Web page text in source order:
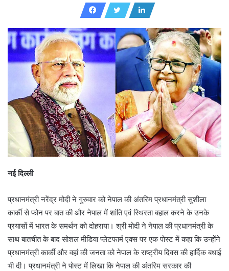
a
n
e
m
a
i
l
नई दिल्ली
प्रधानमंत्री नरेंद्र मोदी ने गुरुवार को नेपाल की अंतरिम प्रधानमंत्री सुशीला
कार्की से फोन पर बात की और नेपाल में शांति एवं स्थिरता बहाल करने के उनके
प्रयासों में भारत के समर्थन को दोहराया। श्री मोदी ने नेपाल की प्रधानमंत्री के
साथ बातचीत के बाद सोशल मीडिया प्लेटफार्म एक्स पर एक पोस्ट में कहा कि उन्होंने
प्रधानमंत्री कार्की और वहां की जनता को नेपाल के राष्ट्रीय दिवस की हार्दिक बधाई
भी दी। प्रधानमंत्री ने पोस्ट में लिखा कि नेपाल की अंतरिम सरकार की